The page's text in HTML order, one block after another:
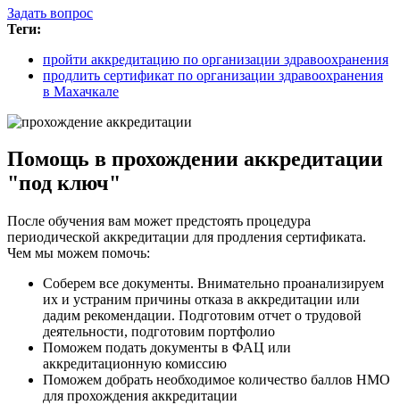
Задать вопрос
Теги:
пройти аккредитацию по организации здравоохранения
продлить сертификат по организации здравоохранения
в Махачкале
Помощь в прохождении аккредитации
"под ключ"
После обучения вам может предстоять процедура
периодической аккредитации для продления сертификата.
Чем мы можем помочь:
Соберем все документы. Внимательно проанализируем
их и устраним причины отказа в аккредитации или
дадим рекомендации. Подготовим отчет о трудовой
деятельности, подготовим портфолио
Поможем подать документы в ФАЦ или
аккредитационную комиссию
Поможем добрать необходимое количество баллов НМО
для прохождения аккредитации